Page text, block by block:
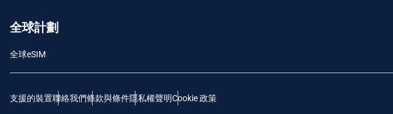
全球計劃
全球eSIM
支援的裝置聯絡我們條款與條件隱私權聲明Cookie 政策